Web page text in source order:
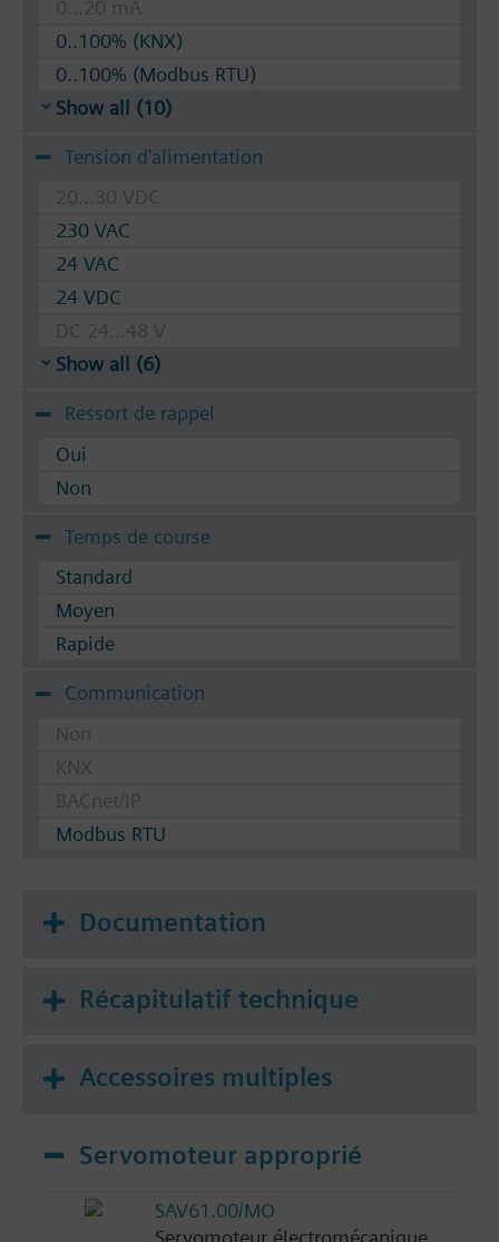
0...20 mA
0..100% (KNX)
0..100% (Modbus RTU)
Show all (10)
Tension d'alimentation
20...30 VDC
230 VAC
24 VAC
24 VDC
DC 24...48 V
Show all (6)
Ressort de rappel
Oui
Non
Temps de course
Standard
Moyen
Rapide
Communication
Non
KNX
BACnet/IP
Modbus RTU
Documentation
Récapitulatif technique
Accessoires multiples
Servomoteur approprié
SAV61.00/MO
Servomoteur électromécanique,